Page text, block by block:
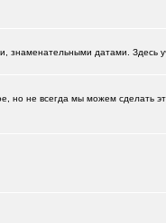
Окна ПВХ в Омске.(brugmann)
форуме!
знаменательными датами. Здесь
но не всегда мы можем сделать